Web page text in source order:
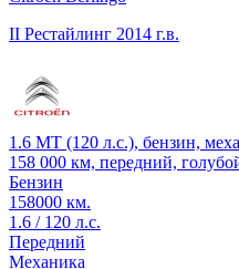
II Рестайлинг 2014 г.в.
1.6 MT (120 л.с.), бензин,
158 000 км, передний,
Бензин
158000 км.
1.6 / 120 л.с.
Передний
Механика